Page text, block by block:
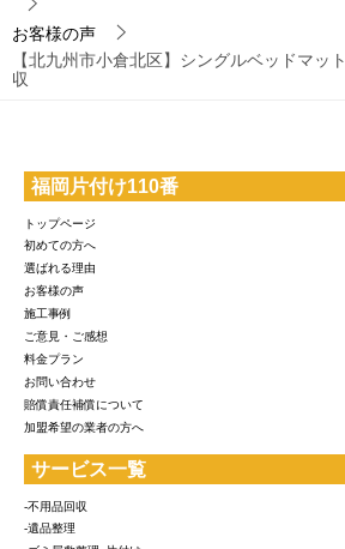
お客様の声
【北九州市小倉北区】シングルベッドマッ
収
福岡片付け110番
トップページ
初めての方へ
選ばれる理由
お客様の声
施工事例
ご意見・ご感想
料金プラン
お問い合わせ
賠償責任補償について
加盟希望の業者の方へ
サービス一覧
-不用品回収
-遺品整理